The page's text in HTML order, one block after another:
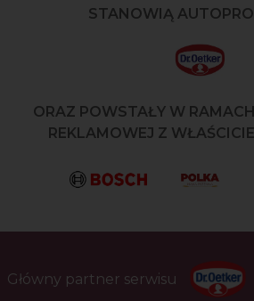
STANOWIĄ
ORAZ POWSTAŁY W
REKLAMOWEJ Z
Główny partner serwisu